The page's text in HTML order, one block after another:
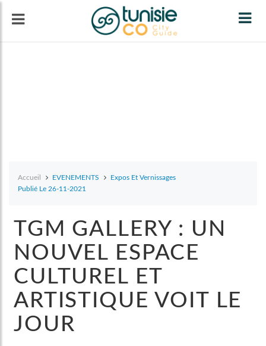
Accueil EVENEMENTS
Expos Et Vernissages
Publié Le 26-11-2021
TGM GALLERY : UN
NOUVEL ESPACE
CULTUREL ET
ARTISTIQUE VOIT LE
JOUR